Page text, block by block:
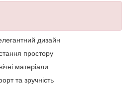
дизайн
простору
матеріали
та зручність